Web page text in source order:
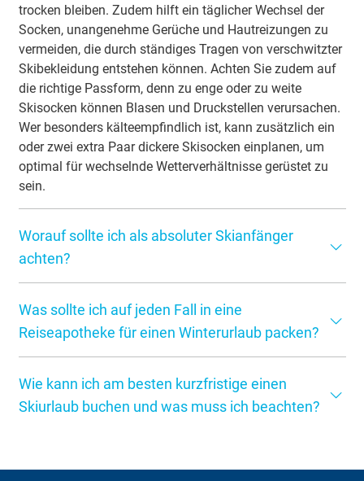
trocken bleiben. Zudem hilft ein täglicher Wechsel der
Socken, unangenehme Gerüche und Hautreizungen zu
vermeiden, die durch ständiges Tragen von verschwitzter
Skibekleidung entstehen können. Achten Sie zudem auf
die richtige Passform, denn zu enge oder zu weite
Skisocken können Blasen und Druckstellen verursachen.
Wer besonders kälteempfindlich ist, kann zusätzlich ein
oder zwei extra Paar dickere Skisocken einplanen, um
optimal für wechselnde Wetterverhältnisse gerüstet zu
sein.
Worauf sollte ich als absoluter Skianfänger
achten?
Sicherheit und Komfort achten. Investieren Sie in eine
gute Skiausrüstung, die optimal auf Ihre Bedürfnisse
ausreichend Zeit, um sich mit der Ausrüstung vertraut zu
machen, bevor Sie auf die Piste gehen. Empfehlenswert
der Skipiste erlernen. Überschätzen Sie Ihre Fähigkeiten
Was sollte ich auf jeden Fall in eine
Reiseapotheke für einen Winterurlaub packen?
sterile Kompressen, Verband, Desinfektionsmittel,
schmerz- und fiebersenkende Medikamente, Gel oder
Wie kann ich am besten kurzfristige einen
Skiurlaub buchen und was muss ich beachten?